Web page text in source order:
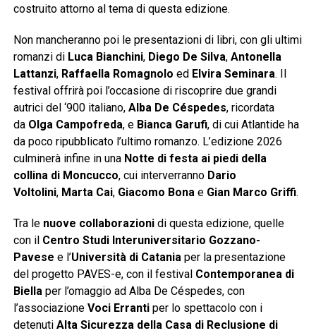
costruito attorno al tema di questa edizione.
Non mancheranno poi le presentazioni di libri, con gli ultimi
romanzi di Luca Bianchini, Diego De Silva, Antonella
Lattanzi, Raffaella Romagnolo ed Elvira Seminara. Il
festival offrirà poi l’occasione di riscoprire due grandi
autrici del ‘900 italiano, Alba De Céspedes, ricordata
da Olga Campofreda, e Bianca Garufi, di cui Atlantide ha
da poco ripubblicato l’ultimo romanzo. L’edizione 2026
culminerà infine in una Notte di festa ai piedi della
collina di Moncucco, cui interverranno Dario
Voltolini, Marta Cai, Giacomo Bonae Gian Marco Griffi.
Tra le nuove collaborazionidi questa edizione, quelle
con il Centro Studi Interuniversitario Gozzano-
Pavese e l’Università di Cataniaper la presentazione
del progetto PAVES-e, con il festival Contemporanea di
Biellaper l’omaggio ad Alba De Céspedes, con
l’associazione Voci Errantiper lo spettacolo con i
detenuti Alta Sicurezza della Casa di Reclusione di